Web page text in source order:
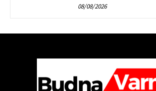
08/08/2026